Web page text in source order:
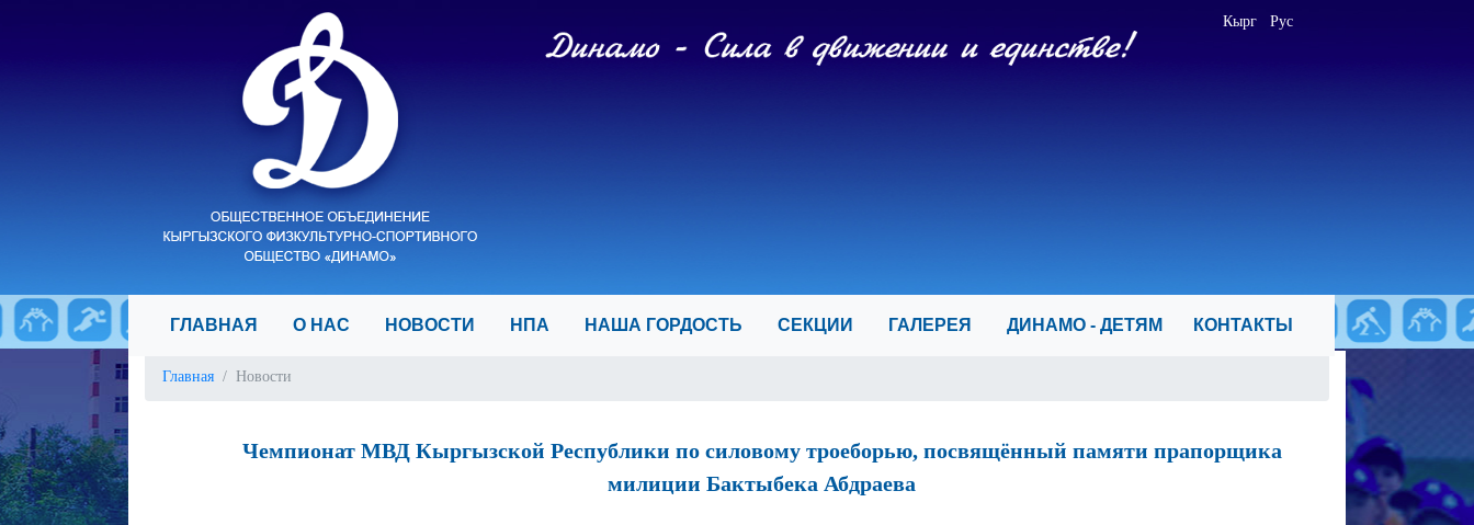
Кырг Рус
ГЛАВНАЯ О НАС НОВОСТИ НПА НАША ГОРДОСТЬ СЕКЦИИ ГАЛЕРЕЯ ДИНАМО - ДЕТЯМ КОНТАКТЫ
Главная Новости
Чемпионат МВД Кыргызской Республики по силовому троеборью, посвящённый памяти прапорщика
милиции Бактыбека Абдраева